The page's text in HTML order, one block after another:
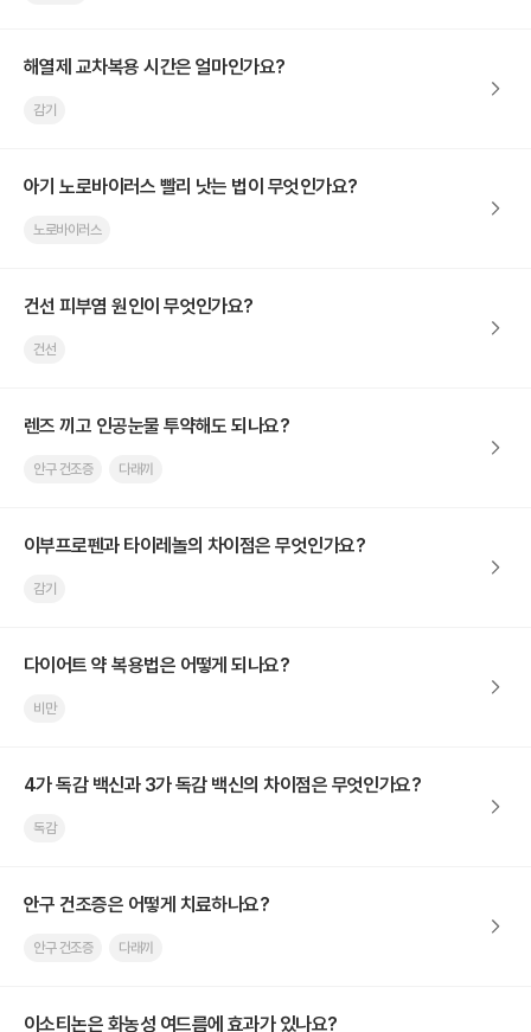
해열제 교차복용 시간은 얼마인가요?
감기
아기 노로바이러스 빨리 낫는 법이 무엇인가요?
노로바이러스
건선 피부염 원인이 무엇인가요?
건선
렌즈 끼고 인공눈물 투약해도 되나요?
안구 건조증 다래끼
이부프로펜과 타이레놀의 차이점은 무엇인가요?
감기
다이어트 약 복용법은 어떻게 되나요?
비만
4가 독감 백신과 3가 독감 백신의 차이점은 무엇인가요?
독감
안구 건조증은 어떻게 치료하나요?
안구 건조증 다래끼
이소티논은 화농성 여드름에 효과가 있나요?